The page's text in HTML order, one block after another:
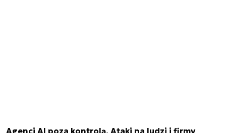
Agenci AI poza kontrolą. Ataki na ludzi i firmy